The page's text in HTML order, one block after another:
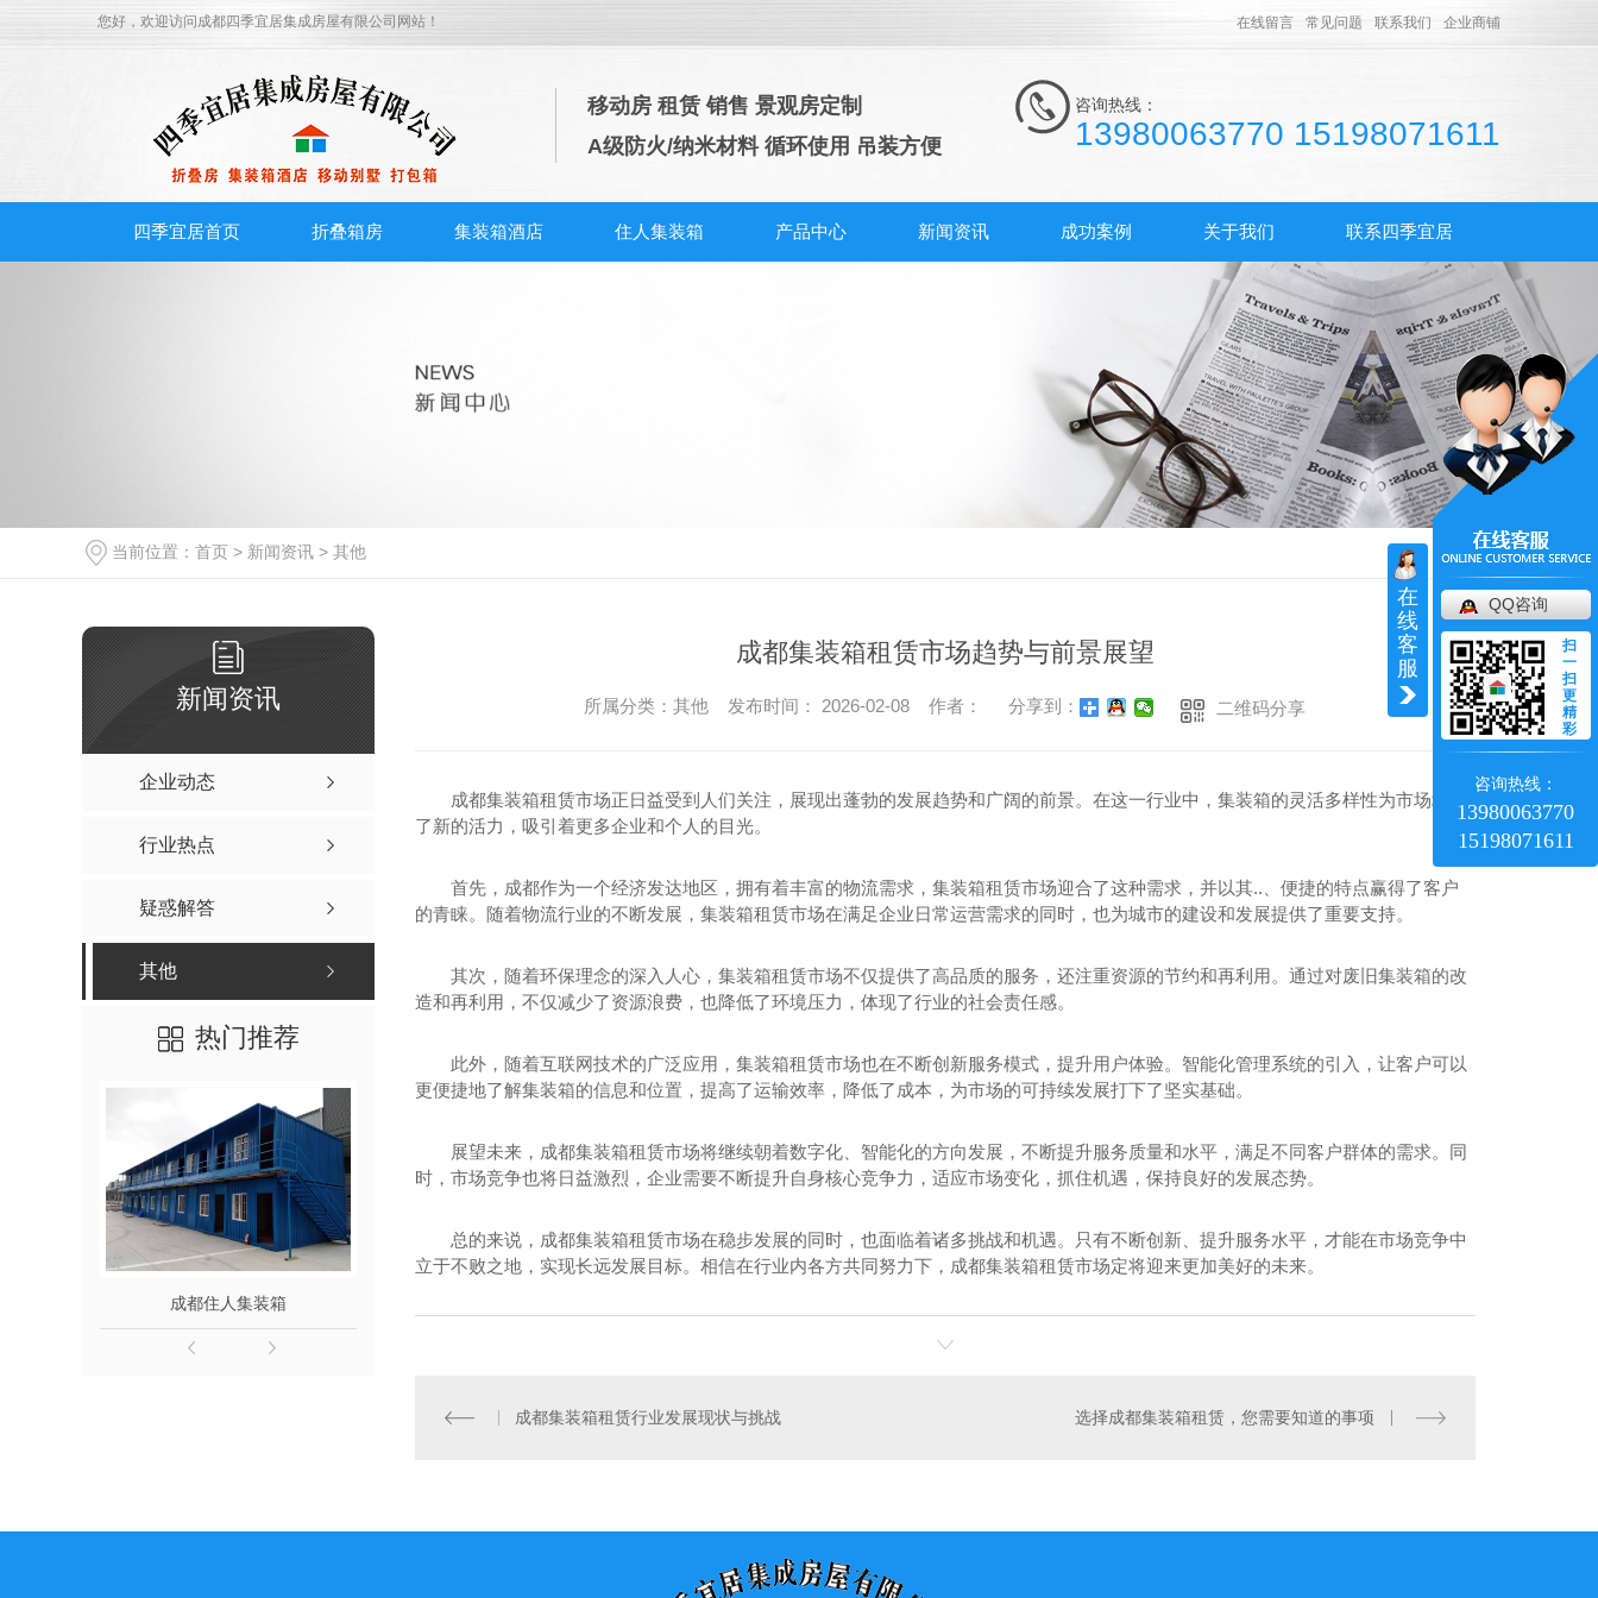
您好，欢迎访问 成都四季宜居集成房屋有限公司 网站！ 在线留言 常见问题 联系我们 企业商铺
移动房 租赁 销售 景观房定制
A级防火/纳米材料 循环使用 吊装方便
咨询热线：
13980063770 15198071611
四季宜居首页 折叠箱房 集装箱酒店 住人集装箱 产品中心 新闻资讯 成功案例 关于我们 联系四季宜居
当前位置： 首页 > 新闻资讯 > 其他 返回
新闻资讯
企业动态
行业热点
疑惑解答
其他
热门推荐
成都住人集装箱
成都集装箱租赁市场趋势与前景展望
所属分类：其他 发布时间： 2026-02-08 作者： 分享到： 二维码分享
成都集装箱租赁市场正日益受到人们关注，展现出蓬勃的发展趋势和广阔的前景。在这一行业中，集装箱的灵活多样性为市场增添
了新的活力，吸引着更多企业和个人的目光。
首先，成都作为一个经济发达地区，拥有着丰富的物流需求，集装箱租赁市场迎合了这种需求，并以其..、便捷的特点赢得了客户
的青睐。随着物流行业的不断发展，集装箱租赁市场在满足企业日常运营需求的同时，也为城市的建设和发展提供了重要支持。
其次，随着环保理念的深入人心，集装箱租赁市场不仅提供了高品质的服务，还注重资源的节约和再利用。通过对废旧集装箱的改
造和再利用，不仅减少了资源浪费，也降低了环境压力，体现了行业的社会责任感。
此外，随着互联网技术的广泛应用，集装箱租赁市场也在不断创新服务模式，提升用户体验。智能化管理系统的引入，让客户可以
更便捷地了解集装箱的信息和位置，提高了运输效率，降低了成本，为市场的可持续发展打下了坚实基础。
展望未来，成都集装箱租赁市场将继续朝着数字化、智能化的方向发展，不断提升服务质量和水平，满足不同客户群体的需求。同
时，市场竞争也将日益激烈，企业需要不断提升自身核心竞争力，适应市场变化，抓住机遇，保持良好的发展态势。
总的来说，成都集装箱租赁市场在稳步发展的同时，也面临着诸多挑战和机遇。只有不断创新、提升服务水平，才能在市场竞争中
立于不败之地，实现长远发展目标。相信在行业内各方共同努力下，成都集装箱租赁市场定将迎来更加美好的未来。
成都集装箱租赁行业发展现状与挑战 选择成都集装箱租赁，您需要知道的事项
在
线
客
服
QQ咨询
扫
一
扫
更
精
彩
咨询热线：
13980063770
15198071611